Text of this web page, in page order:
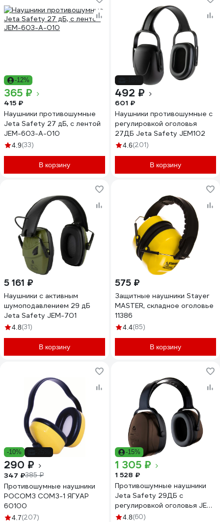
-12%
365 ₽
415 ₽
Наушники противошумные
Jeta Safety 27 дБ, с лентой
JEM-603-A-010
4.9(33)
В корзину
492 ₽
601 ₽
Наушники противошумные с
регулировкой оголовья
27ДБ Jeta Safety JEM102
4.6(201)
В корзину
5 161 ₽
Наушники с активным
шумоподавлением 29 дБ
Jeta Safety JEM-701
4.8(31)
В корзину
575 ₽
Защитные наушники Stayer
MASTER, складное оголовье
11386
4.4(85)
В корзину
-10%
290 ₽
347 ₽385 ₽
Противошумные наушники
РОСОМЗ СОМЗ-1 ЯГУАР
60100
4.7(207)
-15%
1 305 ₽
1 528 ₽
Противошумные наушники
Jeta Safety 29ДБ с
регулировкой оголовья JEM-
1014.8(60)